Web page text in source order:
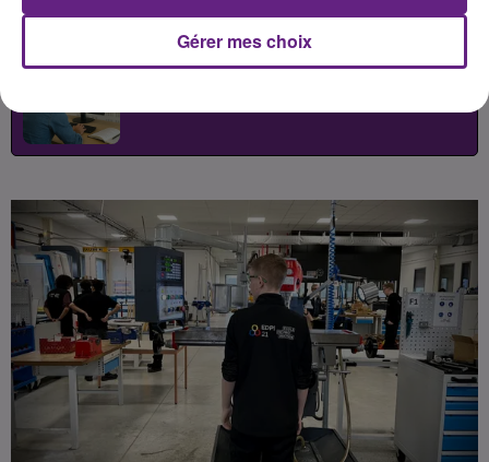
Publié : 5 juin 2026 à 12h30 par
Léon Charpenay-Redacteur Web
Gérer mes choix